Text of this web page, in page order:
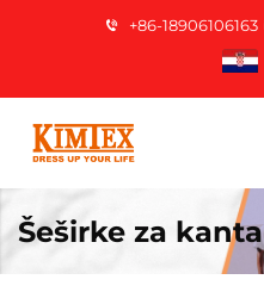
+86-18906106163
Šeširke za kanta